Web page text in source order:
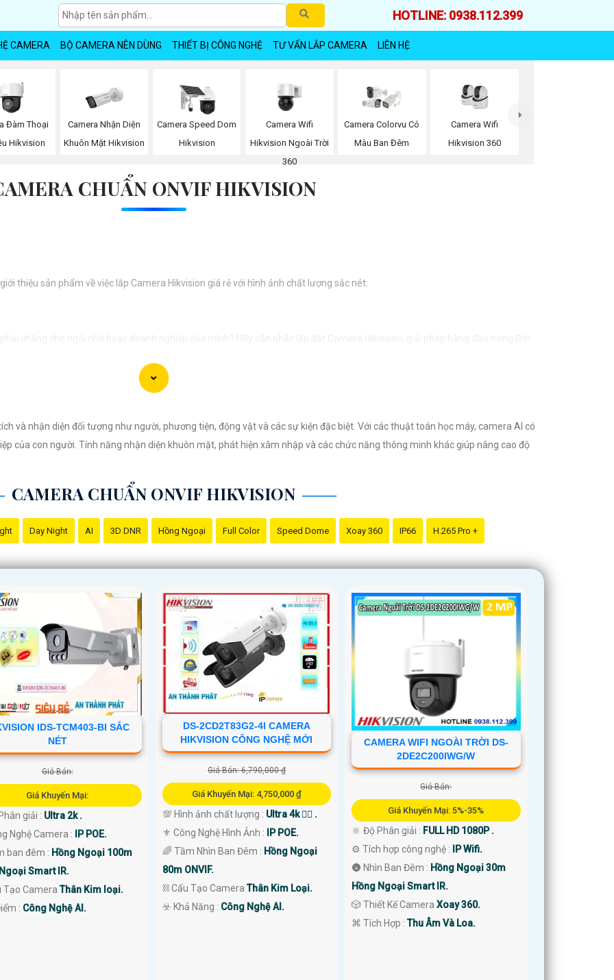
HOTLINE: 0938.112.399
CAMERA BỘ CAMERA NÊN DÙNG THIẾT BỊ CÔNG NGHỆ TƯ VẤN LẮP CAMERA LIÊN HỆ
Đàm Thoại
Hikvision
Camera Nhận Diện
Khuôn Mặt Hikvision
Camera Speed Dom
Hikvision
Camera Wifi
Hikvision Ngoài Trời
360
Camera Colorvu Có
Màu Ban Đêm
Camera Wifi
Hikvision 360
CHUẨN ONVIF HIKVISION
thiệu sản phẩm về việc lắp Camera Hikvision giá rẻ với hình ảnh chất lượng sắc nét:
chăng cho ngôi nhà hoặc doanh nghiệp của mình? Hãy cân nhắc lắp đặt Camera Hikvision, giải pháp hàng đầu trong lĩnh
chất lượng cao, sắc nét và rõ ràng. Bạn sẽ không bỏ lỡ bất kỳ chi tiết nào trong quá trình giám sát. - Giá cả phải chăng: Mặc
sử dụng, giúp bạn dễ dàng cài đặt và vận hành mà không cần kỹ năng chuyên môn.
cho ngôi nhà hoặc doanh nghiệp của bạn, mà còn là lựa chọn thông minh với giá cả phải chăng và hình ảnh chất lượng sắc
và nhận diện đối tượng như người, phương tiện, động vật và các sự kiện đặc biệt. Với các thuật toán học máy, camera AI có
của con người. Tính năng nhận diện khuôn mặt, phát hiện xâm nhập và các chức năng thông minh khác giúp nâng cao độ
CAMERA CHUẨN ONVIF HIKVISION
Day Night AI 3D DNR Hồng Ngoại Full Color Speed Dome Xoay 360 IP66 H.265 Pro +
IDS-TCM403-BI SẮC
NÉT
Giá Bán:
Giá Khuyến Mại:
giải : Ultra 2k .
Nghệ Camera :
IP POE.
ban đêm : Hồng Ngoại 100m
Smart IR.
Tạo CameraThân Kim loại.
: Công Nghệ AI.
DS-2CD2T83G2-4I CAMERA
HIKVISION CÔNG NGHỆ MỚI
Giá Bán: 6,790,000 ₫
Giá Khuyến Mại: 4,750,000 ₫
💯 Hình ảnh chất lượng : Ultra 4k 👍🏾 .
⚜️ Công Nghệ Hình Ảnh :
IP POE.
🌈 Tầm Nhìn Ban Đêm : Hồng Ngoại
80m ONVIF.
⛓ Cấu Tạo CameraThân Kim Loại.
️☣️ Khả Năng : Công Nghệ AI.
CAMERA WIFI NGOÀI TRỜI DS-
2DE2C200IWG/W
Giá Bán:
Giá Khuyến Mại: 5%-35%
🔆 Độ Phân giải : FULL HD 1080P .
⚙ Tích hợp công nghệ :
IP Wifi.
🌚 Nhìn Ban Đêm : Hồng Ngoại 30m
Hồng Ngoại Smart IR.
🎲 Thiết Kế CameraXoay 360.
️⌘ Tích Hợp :Thu Âm Và Loa.